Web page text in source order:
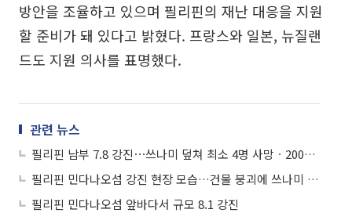
방안을 조율하고 있으며 필리핀의 재난 대응을 지원
할 준비가 돼 있다고 밝혔다. 프랑스와 일본, 뉴질랜
드도 지원 의사를 표명했다.
관련 뉴스
필리핀 남부 7.8 강진⋯쓰나미 덮쳐 최소 4명 사망ㆍ200명 부상
필리핀 민다나오섬 강진 현장 모습…건물 붕괴에 쓰나미 경보까지
필리핀 민다나오섬 앞바다서 규모 8.1 강진